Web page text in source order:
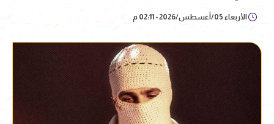
الأربعاء 05/أغسطس/2026 - 02:11 م